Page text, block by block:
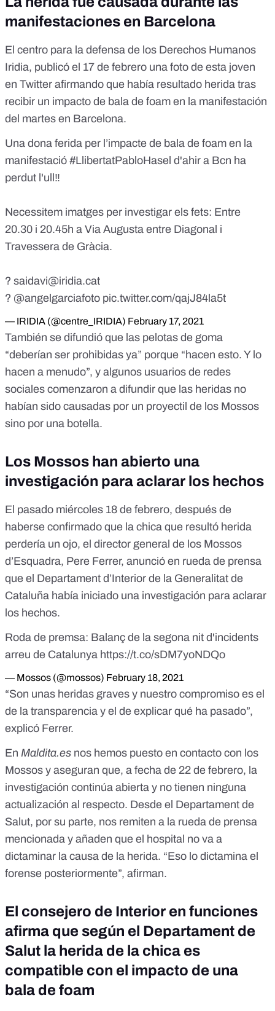
manifestaciones en Barcelona
El centro para la defensa de los Derechos Humanos
Iridia, publicó el 17 de febrero una foto de esta joven
en Twitter afirmando que había resultado herida tras
recibir un impacto de bala de foam en la manifestación
del martes en Barcelona.
Una dona ferida per l’impacte de bala de foam en la
manifestació #LlibertatPabloHasel d'ahir a Bcn ha
perdut l'ull‼️
Necessitem imatges per investigar els fets: Entre
20.30 i 20.45h a Via Augusta entre Diagonal i
Travessera de Gràcia.
? saidavi@iridia.cat
? @angelgarciafoto pic.twitter.com/qajJ84la5t
— IRIDIA (@centre_IRIDIA) February 17, 2021
También se difundió que las pelotas de goma
“deberían ser prohibidas ya” porque “hacen esto. Y lo
hacen a menudo”, y algunos usuarios de redes
sociales comenzaron a difundir que las heridas no
habían sido causadas por un proyectil de los Mossos
sino por una botella.
Los Mossos han abierto una
investigación para aclarar los hechos
El pasado miércoles 18 de febrero, después de
haberse confirmado que la chica que resultó herida
perdería un ojo, el director general de los Mossos
d’Esquadra, Pere Ferrer, anunció en rueda de prensa
que el Departament d’Interior de la Generalitat de
Cataluña había iniciado una investigación para aclarar
los hechos.
Roda de premsa: Balanç de la segona nit d'incidents
arreu de Catalunya https://t.co/sDM7yoNDQo
— Mossos (@mossos) February 18, 2021
“Son unas heridas graves y nuestro compromiso es el
de la transparencia y el de explicar qué ha pasado”,
explicó Ferrer.
En Maldita.es nos hemos puesto en contacto con los
Mossos y aseguran que, a fecha de 22 de febrero, la
investigación continúa abierta y no tienen ninguna
actualización al respecto. Desde el Departament de
Salut, por su parte, nos remiten a la rueda de prensa
mencionada y añaden que el hospital no va a
dictaminar la causa de la herida. “Eso lo dictamina el
forense posteriormente”, afirman.
El consejero de Interior en funciones
afirma que según el Departament de
Salut la herida de la chica es
compatible con el impacto de una
bala de foam